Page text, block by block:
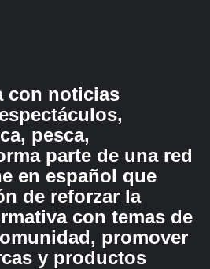
con noticias
pesca,
parte de una red
en español que
de reforzar la
con temas de
promover
y productos